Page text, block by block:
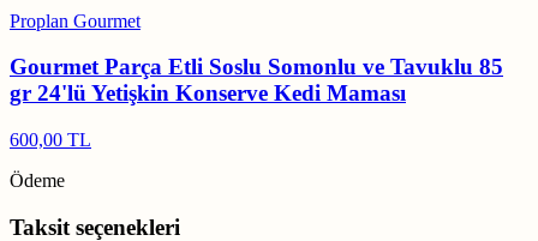
Proplan Gourmet
Gourmet Parça Etli Soslu Somonlu ve Tavuklu 85
gr 24'lü Yetişkin Konserve Kedi Maması
600,00 TL
Ödeme
Taksit seçenekleri